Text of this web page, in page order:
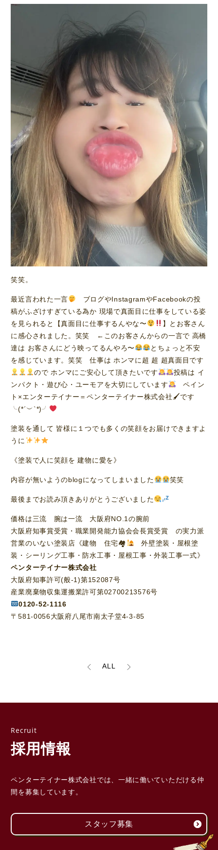
笑笑。
最近言われた一言
ブログやInstagramやFacebookの投
稿がふざけすぎている為か 現場で真面目に仕事をしている姿
を見られると【真面目に仕事するんやな〜
】とお客さん
に感心されました。笑笑 ←このお客さんからの一言で 高橋
達は お客さんにどう映ってるんやろ〜
とちょっと不安
を感じています。笑笑 仕事は ホンマに超 超 超真面目です
ので ホンマにご安心して頂きたいです
投稿は イ
ンパクト・遊び心・ユーモアを大切にしています
ペイン
ト×エンターテイナー＝ペンターテイナー株式会社🖌です
╰(*´︶`*)╯
塗装を通して 皆様に１つでも多くの笑顔をお届けできますよ
うに
《塗装で人に笑顔を 建物に愛を》
内容が無いようのblogになってしまいました 笑笑
最後までお読み頂きありがとうございました
価格は三流 腕は一流 大阪府NO.1の腕前
大阪府知事賞受賞・職業開発能力協会会長賞受賞 の実力派
営業のいない塗装店《建物 住宅🏘
外壁塗装・屋根塗
装・シーリング工事・防水工事・屋根工事・外装工事一式》
ペンターテイナー株式会社
大阪府知事許可(般-1)第152087号
産業廃棄物収集運搬業許可第02700213576号
0120-52-1116
〒581-0056大阪府八尾市南太子堂4-3-85
ALL
採用情報
ペンターテイナー株式会社では、一緒に働いていただける仲
間を募集しています。
スタッフ募集